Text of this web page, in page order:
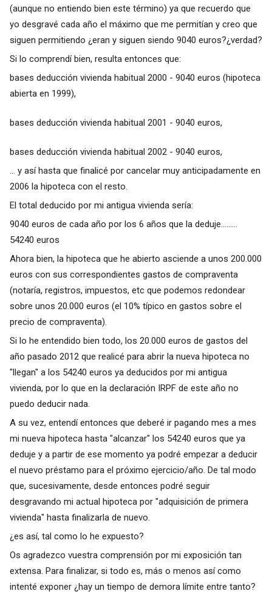
(aunque no entiendo bien este término) ya que recuerdo que
yo desgravé cada año el máximo que me permitían y creo que
siguen permitiendo ¿eran y siguen siendo 9040 euros?¿verdad?
Si lo comprendí bien, resulta entonces que:
bases deducción vivienda habitual 2000 - 9040 euros (hipoteca
abierta en 1999),
bases deducción vivienda habitual 2001 - 9040 euros,
bases deducción vivienda habitual 2002 - 9040 euros,
... y así hasta que finalicé por cancelar muy anticipadamente en
2006 la hipoteca con el resto.
El total deducido por mi antigua vivienda sería:
9040 euros de cada año por los 6 años que la deduje.........
54240 euros
Ahora bien, la hipoteca que he abierto asciende a unos 200.000
euros con sus correspondientes gastos de compraventa
(notaría, registros, impuestos, etc que podemos redondear
sobre unos 20.000 euros (el 10% típico en gastos sobre el
precio de compraventa).
Si lo he entendido bien todo, los 20.000 euros de gastos del
año pasado 2012 que realicé para abrir la nueva hipoteca no
"llegan" a los 54240 euros ya deducidos por mi antigua
vivienda, por lo que en la declaración IRPF de este año no
puedo deducir nada.
A su vez, entendí entonces que deberé ir pagando mes a mes
mi nueva hipoteca hasta "alcanzar" los 54240 euros que ya
deduje y a partir de ese momento ya podré empezar a deducir
el nuevo préstamo para el próximo ejercicio/año. De tal modo
que, sucesivamente, desde entonces podré seguir
desgravando mi actual hipoteca por "adquisición de primera
vivienda" hasta finalizarla de nuevo.
¿es así, tal como lo he expuesto?
Os agradezco vuestra comprensión por mi exposición tan
extensa. Para finalizar, si todo es, más o menos así como
intenté exponer ¿hay un tiempo de demora límite entre tanto?